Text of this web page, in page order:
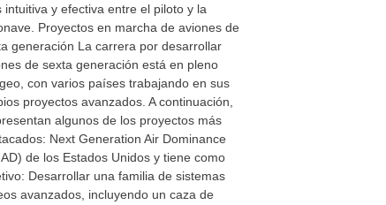
intuitiva y efectiva entre el piloto y la
Proyectos en marcha de aviones de
generación La carrera por desarrollar
de sexta generación está en pleno
con varios países trabajando en sus
proyectos avanzados. A continuación,
algunos de los proyectos más
Next Generation Air Dominance
de los Estados Unidos y tiene como
Desarrollar una familia de sistemas
avanzados, incluyendo un caza de